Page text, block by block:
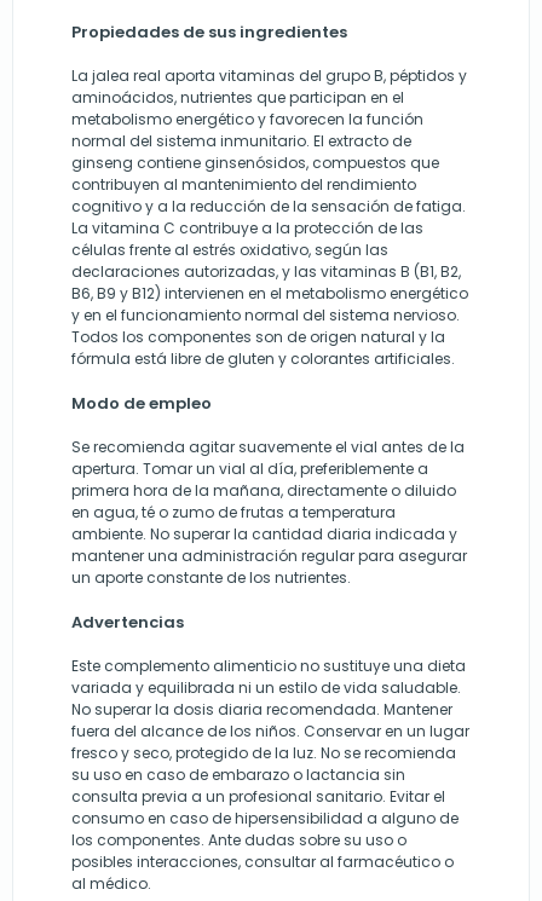
Propiedades de sus ingredientes
La jalea real aporta vitaminas del grupo B, péptidos y
aminoácidos, nutrientes que participan en el
metabolismo energético y favorecen la función
normal del sistema inmunitario. El extracto de
ginseng contiene ginsenósidos, compuestos que
contribuyen al mantenimiento del rendimiento
cognitivo y a la reducción de la sensación de fatiga.
La vitamina C contribuye a la protección de las
células frente al estrés oxidativo, según las
declaraciones autorizadas, y las vitaminas B (B1, B2,
B6, B9 y B12) intervienen en el metabolismo energético
y en el funcionamiento normal del sistema nervioso.
Todos los componentes son de origen natural y la
fórmula está libre de gluten y colorantes artificiales.
Modo de empleo
Se recomienda agitar suavemente el vial antes de la
apertura. Tomar un vial al día, preferiblemente a
primera hora de la mañana, directamente o diluido
en agua, té o zumo de frutas a temperatura
ambiente. No superar la cantidad diaria indicada y
mantener una administración regular para asegurar
un aporte constante de los nutrientes.
Advertencias
Este complemento alimenticio no sustituye una dieta
variada y equilibrada ni un estilo de vida saludable.
No superar la dosis diaria recomendada. Mantener
fuera del alcance de los niños. Conservar en un lugar
fresco y seco, protegido de la luz. No se recomienda
su uso en caso de embarazo o lactancia sin
consulta previa a un profesional sanitario. Evitar el
consumo en caso de hipersensibilidad a alguno de
los componentes. Ante dudas sobre su uso o
posibles interacciones, consultar al farmacéutico o
al médico.